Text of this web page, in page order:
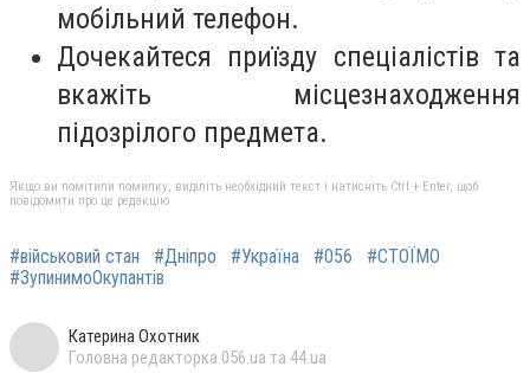
мобільний телефон.
Дочекайтеся приїзду спеціалістів та
вкажіть місцезнаходження
підозрілого предмета.
Якщо ви помітили помилку, виділіть необхідний текст і натисніть Ctrl + Enter, щоб
повідомити про це редакцію
#військовий стан #Дніпро #Україна #056
#СТОЇМО
#ЗупинимоОкупантів
Катерина Охотник
Головна редакторка 056.ua та 44.ua